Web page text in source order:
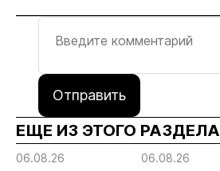
Отправить
ЕЩЕ ИЗ ЭТОГО РАЗДЕЛА
06.08.26 06.08.26